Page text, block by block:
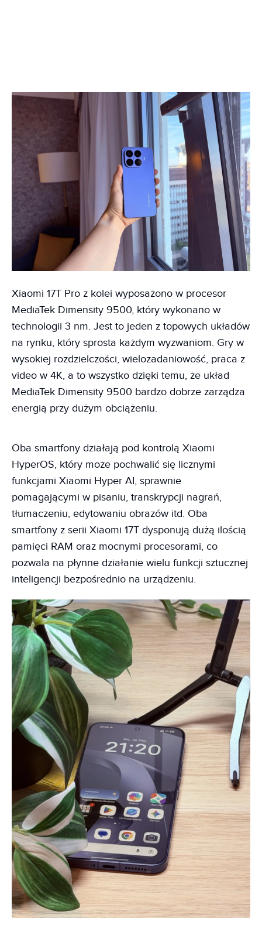
Xiaomi 17T Pro z kolei wyposażono w procesor
MediaTek Dimensity 9500, który wykonano w
technologii 3 nm. Jest to jeden z topowych układów
na rynku, który sprosta każdym wyzwaniom. Gry w
wysokiej rozdzielczości, wielozadaniowość, praca z
video w 4K, a to wszystko dzięki temu, że układ
MediaTek Dimensity 9500 bardzo dobrze zarządza
energią przy dużym obciążeniu.
Oba smartfony działają pod kontrolą Xiaomi
HyperOS, który może pochwalić się licznymi
funkcjami Xiaomi Hyper AI, sprawnie
pomagającymi w pisaniu, transkrypcji nagrań,
tłumaczeniu, edytowaniu obrazów itd. Oba
smartfony z serii Xiaomi 17T dysponują dużą ilością
pamięci RAM oraz mocnymi procesorami, co
pozwala na płynne działanie wielu funkcji sztucznej
inteligencji bezpośrednio na urządzeniu.